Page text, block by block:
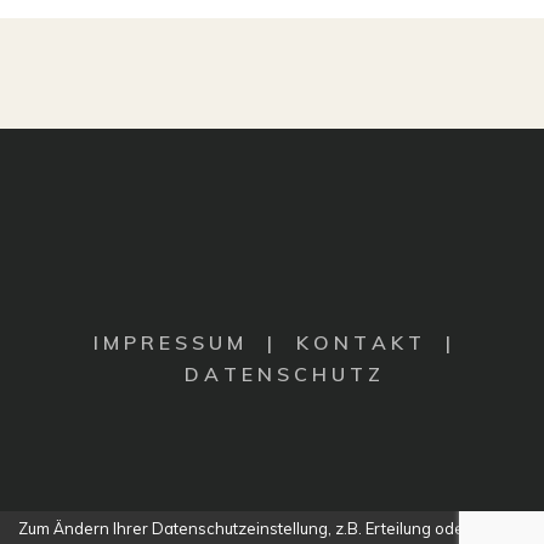
I M P R E S S U M | K O N T A K T |
D A T E N S C H U T Z
Zum Ändern Ihrer Datenschutzeinstellung, z.B. Erteilung oder Widerruf